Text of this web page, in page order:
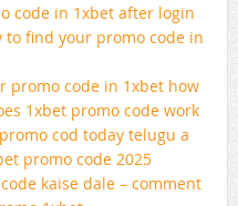
code in 1xbet after login
to find your promo code in
promo code in 1xbet how
1xbet promo code work
cod today telugu a
promo code 2025
kaise dale – comment